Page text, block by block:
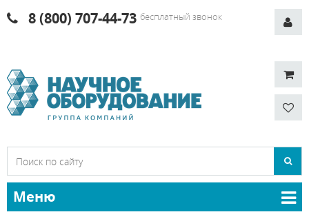
8 (800) 707-44-73 бесплатный звонок
Меню